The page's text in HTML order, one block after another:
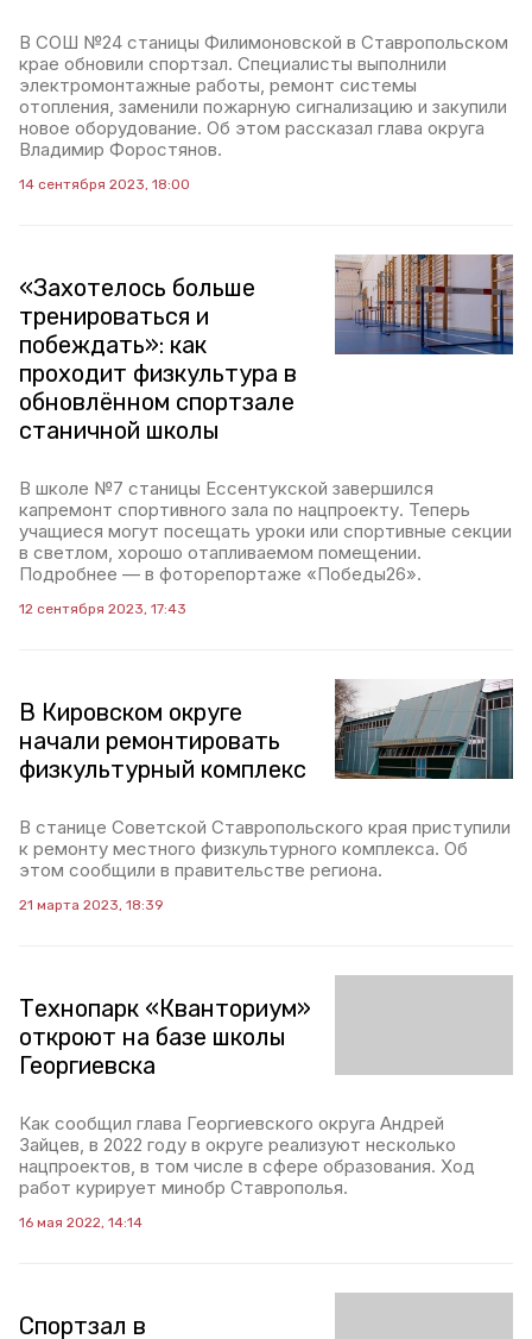
В СОШ №24 станицы Филимоновской в Ставропольском
крае обновили спортзал. Специалисты выполнили
электромонтажные работы, ремонт системы
отопления, заменили пожарную сигнализацию и закупили
новое оборудование. Об этом рассказал глава округа
Владимир Форостянов.
14 сентября 2023, 18:00
«Захотелось больше
тренироваться и
побеждать»: как
проходит физкультура в
обновлённом спортзале
станичной школы
В школе №7 станицы Ессентукской завершился
капремонт спортивного зала по нацпроекту. Теперь
учащиеся могут посещать уроки или спортивные секции
в светлом, хорошо отапливаемом помещении.
Подробнее — в фоторепортаже «Победы26».
12 сентября 2023, 17:43
В Кировском округе
начали ремонтировать
физкультурный комплекс
В станице Советской Ставропольского края приступили
к ремонту местного физкультурного комплекса. Об
этом сообщили в правительстве региона.
21 марта 2023, 18:39
Технопарк «Кванториум»
откроют на базе школы
Георгиевска
Как сообщил глава Георгиевского округа Андрей
Зайцев, в 2022 году в округе реализуют несколько
нацпроектов, в том числе в сфере образования. Ход
работ курирует минобр Ставрополья.
16 мая 2022, 14:14
Спортзал в